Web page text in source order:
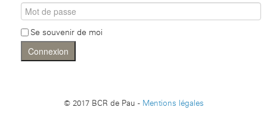
Se souvenir de moi
Connexion
© 2017 BCR de Pau - Mentions légales